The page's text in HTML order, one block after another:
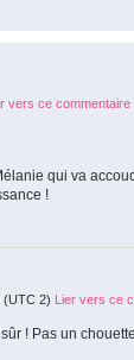
vers ce commentaire
qui va
!
(UTC 2) Lier vers ce
! Pas un